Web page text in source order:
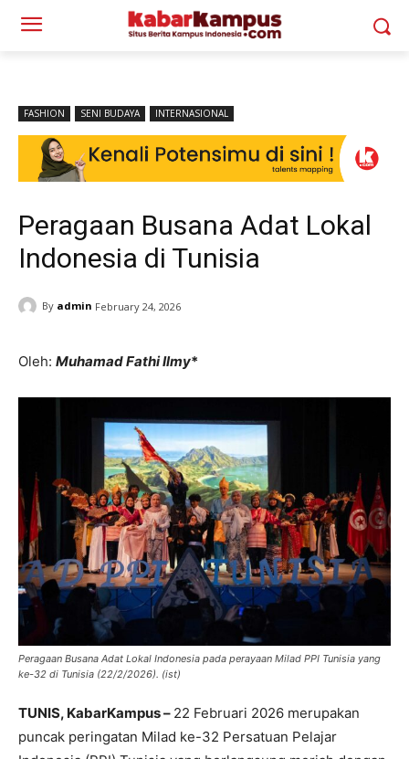
FASHION SENI BUDAYA INTERNASIONAL
Peragaan Busana Adat Lokal
Indonesia di Tunisia
By admin February 24, 2026
Oleh: Muhamad Fathi Ilmy*
Peragaan Busana Adat Lokal Indonesia pada perayaan Milad PPI Tunisia yang
ke-32 di Tunisia (22/2/2026). (ist)
TUNIS, KabarKampus – 22 Februari 2026 merupakan
puncak peringatan Milad ke-32 Persatuan Pelajar